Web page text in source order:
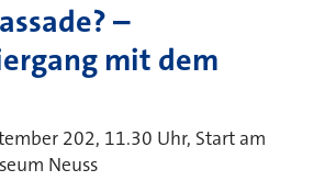
–
mit dem
202, 11.30 Uhr, Start am
Neuss